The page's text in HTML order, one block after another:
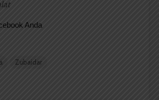
Anda
Zubaidar